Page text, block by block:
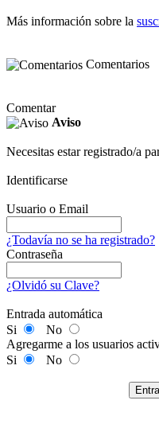
Más información sobre la
Comentarios
Comentar
Aviso
Necesitas estar registrado/a
Identificarse
Usuario o Email
¿Todavía no se ha registrado?
Contraseña
¿Olvidó su Clave?
Entrada automática
Si
No
Agregarme a los usuarios
Si
No